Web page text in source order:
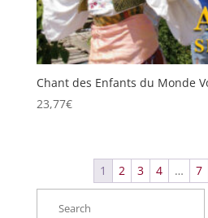
Chant des Enfants du Monde
23,77€
1 2 3 4 … 7